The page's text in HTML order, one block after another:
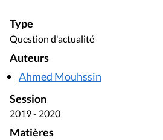
Type
Question d'actualité
Auteurs
Ahmed Mouhssin
Session
2019 - 2020
Matières